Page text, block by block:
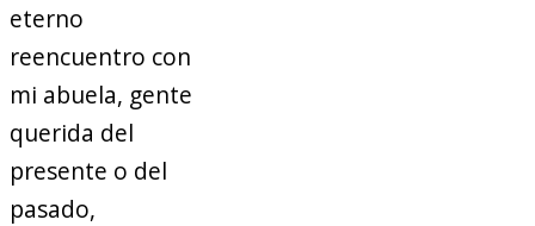
eterno
reencuentro con
mi abuela, gente
querida del
presente o del
pasado,